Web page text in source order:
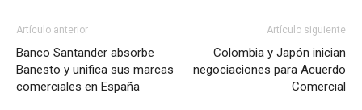
Artículo anterior
Banco Santander absorbe
Banesto y unifica sus marcas
comerciales en España
Artículo siguiente
Colombia y Japón inician
negociaciones para Acuerdo
Comercial